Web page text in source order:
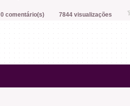
0 comentário(s) 7844 visualizações